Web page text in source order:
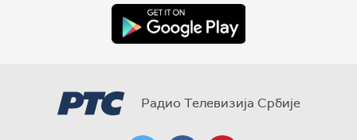
Радио Телевизија Србије